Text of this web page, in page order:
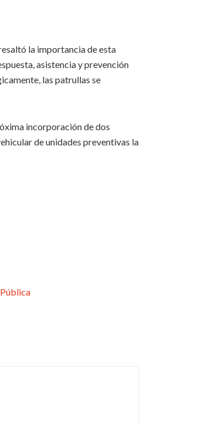
la importancia de esta
asistencia y prevención
las patrullas se
incorporación de dos
de unidades preventivas la